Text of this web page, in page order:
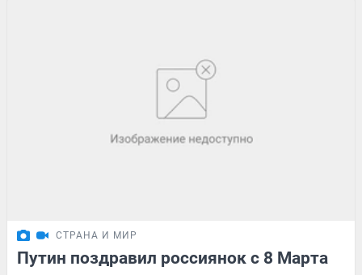
СТРАНА И МИР
Путин поздравил россиянок с 8 Марта